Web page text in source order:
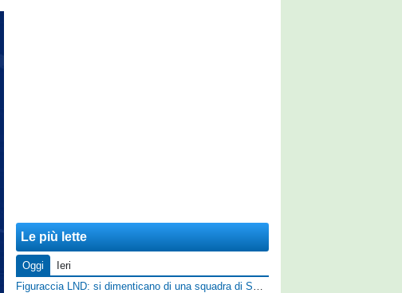
Le più lette
Oggi
Ieri
Figuraccia LND: si dimenticano di una squadra di Serie D, è da rifare il programma Coppa Italia